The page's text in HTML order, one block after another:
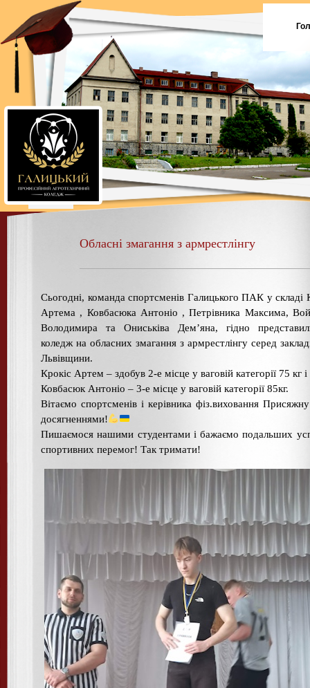
Обласні змагання з армрестлінгу
Сьогодні, команда спортсменів Галицького ПАК у складі
Артема , Ковбасюка Антоніо , Петрівника Максима,
Володимира та Ониськіва Дем’яна, гідно
коледж на обласних змагання з армрестлінгу серед
Львівщини.
Крокіс Артем – здобув 2-е місце у ваговій категорії 75 кг і
Ковбасюк Антоніо – 3-е місце у ваговій категорії 85кг.
Вітаємо спортсменів і керівника фіз.виховання
досягненнями!
Пишаємося нашими студентами і бажаємо подальших
спортивних перемог! Так тримати!